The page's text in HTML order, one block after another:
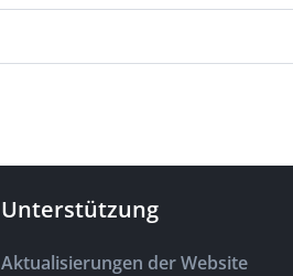
Unterstützung
Aktualisierungen der Website